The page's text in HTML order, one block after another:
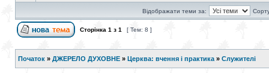
Відображати теми за:
Сторінка 1 з 1 [ Тем: 8 ]
Початок » ДЖЕРЕЛО ДУХОВНЕ » Церква: вчення і практика » Служителі